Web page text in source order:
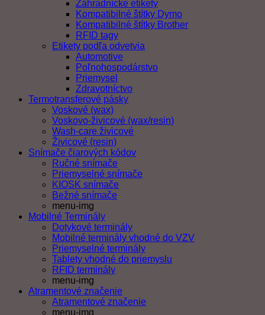
Záhradnícke etikety
Kompatibilné štítky Dymo
Kompatibilné štítky Brother
RFID tagy
Etikety podľa odvetvia
Automotive
Poľnohospodárstvo
Priemysel
Zdravotníctvo
Termotransferové pásky
Voskové (wax)
Voskovo-živicové (wax/resin)
Wash-care živicové
Živicové (resin)
Snímače čiarových kódov
Ručné snímače
Priemyselné snímače
KIOSK snímače
Bežné snímače
menu-img
Mobilné Terminály
Dotykové terminály
Mobilné terminály vhodné do VZV
Priemyselné terminály
Tablety vhodné do priemyslu
RFID terminály
menu-img
Atramentové značenie
Atramentové značenie
menu-img